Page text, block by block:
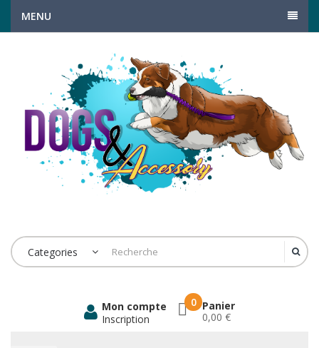
MENU
Categories
0 Panier
0,00 €
Mon compte
Inscription